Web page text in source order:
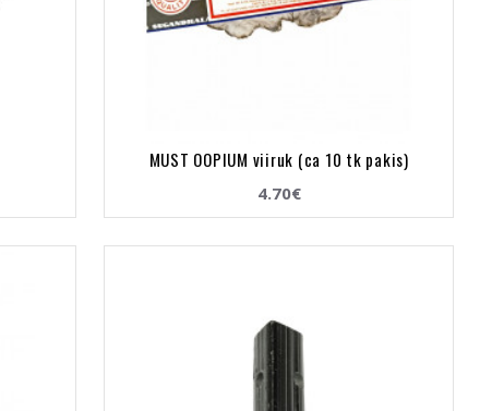
MUST OOPIUM viiruk (ca 10 tk pakis)
4.70€